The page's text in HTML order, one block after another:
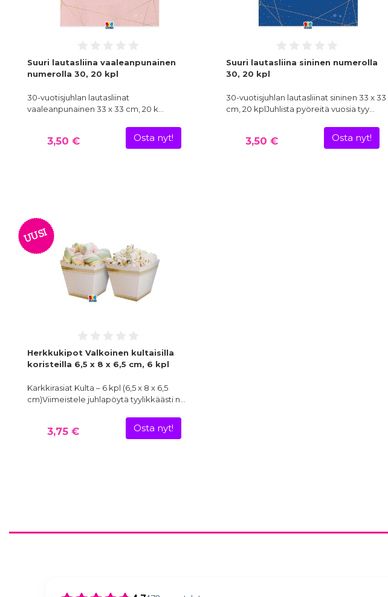
Suuri lautasliina vaaleanpunainen
numerolla 30, 20 kpl
30-vuotisjuhlan lautasliinat
vaaleanpunainen 33 x 33 cm, 20 k…
3,50 € Osta nyt!
Suuri lautasliina sininen numerolla
30, 20 kpl
30-vuotisjuhlan lautasliinat sininen 33 x 33
cm, 20 kplJuhlista pyöreitä vuosia tyy…
3,50 € Osta nyt!
UUSI
Herkkukipot Valkoinen kultaisilla
koristeilla 6,5 x 8 x 6,5 cm, 6 kpl
Karkkirasiat Kulta – 6 kpl (6,5 x 8 x 6,5
cm)Viimeistele juhlapöytä tyylikkäästi n…
3,75 € Osta nyt!